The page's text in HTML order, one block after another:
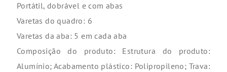
Portátil, dobrável e com abas
Varetas do quadro: 6
Varetas da aba: 5 em cada aba
Composição do produto: Estrutura do produto:
Alumínio; Acabamento plástico: Polipropileno; Trava: